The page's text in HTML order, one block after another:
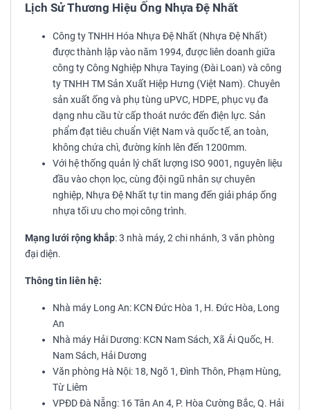
Lịch Sử Thương Hiệu Ống Nhựa Đệ Nhất
Công ty TNHH Hóa Nhựa Đệ Nhất (Nhựa Đệ Nhất)
được thành lập vào năm 1994, được liên doanh giữa
công ty Công Nghiệp Nhựa Taying (Đài Loan) và công
ty TNHH TM Sản Xuất Hiệp Hưng (Việt Nam). Chuyên
sản xuất ống và phụ tùng uPVC, HDPE, phục vụ đa
dạng nhu cầu từ cấp thoát nước đến điện lực. Sản
phẩm đạt tiêu chuẩn Việt Nam và quốc tế, an toàn,
không chứa chì, đường kính lên đến 1200mm.
Với hệ thống quản lý chất lượng ISO 9001, nguyên liệu
đầu vào chọn lọc, cùng đội ngũ nhân sự chuyên
nghiệp, Nhựa Đệ Nhất tự tin mang đến giải pháp ống
nhựa tối ưu cho mọi công trình.
Mạng lưới rộng khắp: 3 nhà máy, 2 chi nhánh, 3 văn phòng
đại diện.
Thông tin liên hệ:
Nhà máy Long An: KCN Đức Hòa 1, H. Đức Hòa, Long
An
Nhà máy Hải Dương: KCN Nam Sách, Xã Ái Quốc, H.
Nam Sách, Hải Dương
Văn phòng Hà Nội: 18, Ngõ 1, Đình Thôn, Phạm Hùng,
Từ Liêm
VPĐD Đà Nẵng: 16 Tân An 4, P. Hòa Cường Bắc, Q. Hải